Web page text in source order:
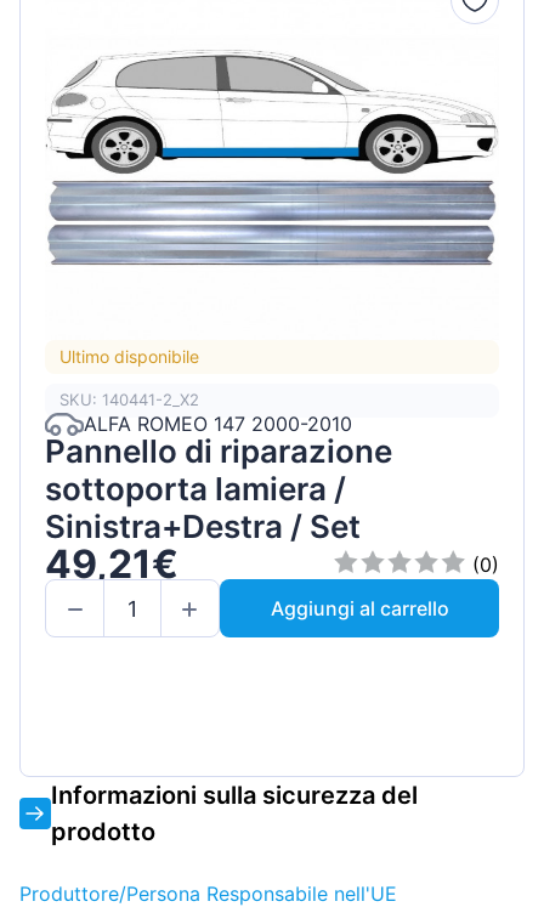
Ultimo disponibile
SKU: 140441-2_X2
ALFA ROMEO 147 2000-2010
Pannello di riparazione
sottoporta lamiera /
Sinistra+Destra / Set
49,21€
(0)
Aggiungi al carrello
Informazioni sulla sicurezza del
prodotto
Produttore/Persona Responsabile nell'UE